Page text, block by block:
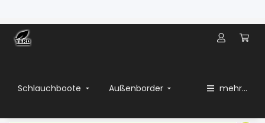
Schlauchboote Außenborder mehr...